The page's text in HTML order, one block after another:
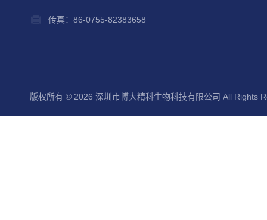
传真：86-0755-82383658
版权所有 © 2026 深圳市博大精科生物科技有限公司 All Rights